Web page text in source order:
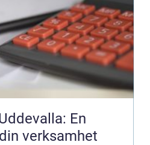
En
verksamhet